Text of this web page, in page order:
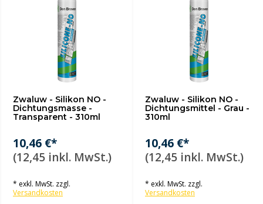
Zwaluw - Silikon NO -
Dichtungsmasse -
Transparent - 310ml
10,46 €*
(12,45 inkl. MwSt.)
* exkl. MwSt. zzgl.
Versandkosten
Zwaluw - Silikon NO -
Dichtungsmittel - Grau -
310ml
10,46 €*
(12,45 inkl. MwSt.)
* exkl. MwSt. zzgl.
Versandkosten